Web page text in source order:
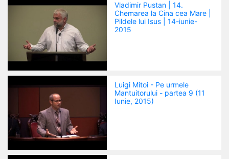
Vladimir Pustan | 14.
Chemarea la Cina cea Mare |
Pildele lui Isus | 14-iunie-
2015
Luigi Mitoi - Pe urmele
Mantuitorului - partea 9 (11
Iunie, 2015)